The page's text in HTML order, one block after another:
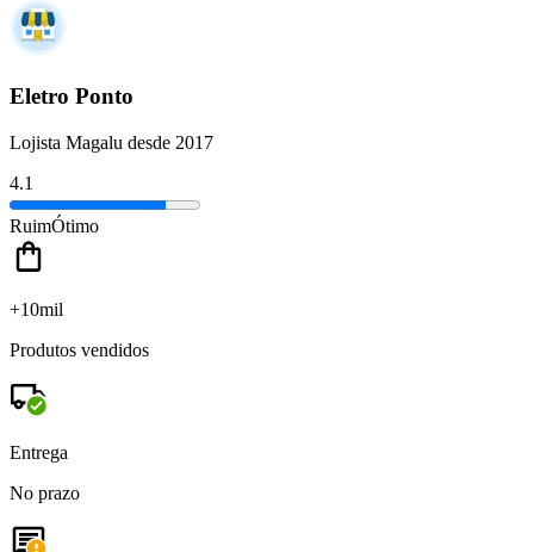
Eletro Ponto
Lojista Magalu desde 2017
4.1
RuimÓtimo
+10mil
Produtos vendidos
Entrega
No prazo